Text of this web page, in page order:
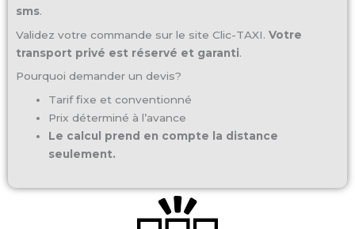
sms.
Validez votre commande sur le site Clic-TAXI. Votre
transport privé est réservé et garanti.
Pourquoi demander un devis?
Tarif fixe et conventionné
Prix déterminé à l’avance
Le calcul prend en compte la distance
seulement.